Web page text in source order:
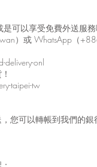
可以享受免費外送服務
）或 WhatsApp（
delivery-onl
taipei-tw
您可以轉帳到我們的銀